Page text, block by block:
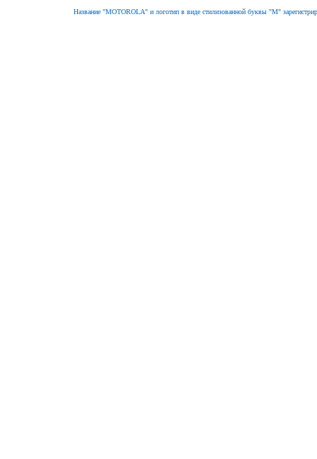
Название "MOTOROLA" и логотип в виде стилизованной буквы "M"